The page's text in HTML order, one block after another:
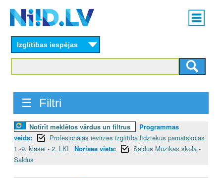
content
Main
menu
Izglītības iespējas
☰ Filtri
Notīrīt meklētos vārdus un filtrus
Programmas
veids:
Profesionālās ievirzes izglītība līdztekus pamatskolas
1.-9. klasei - 2. LKI
Norises vieta:
Saldus Mūzikas skola -
Saldus